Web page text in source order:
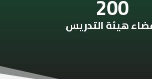
200
هيئة التدريس